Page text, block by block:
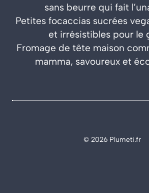
sans beurre qui fait
Petites focaccias sucrées
et irrésistibles pour le
Fromage de tête maison
mamma, savoureux et
© 2026 Plumeti.fr